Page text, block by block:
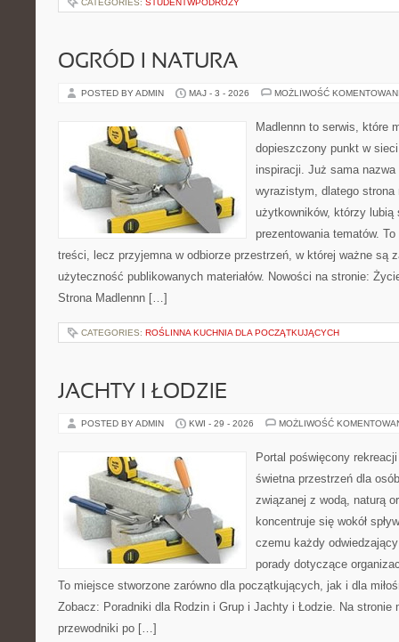
CATEGORIES: STUDENTWPODROZY
OGRÓD I NATURA
POSTED BY ADMIN MAJ - 3 - 2026 MOŻLIWOŚĆ
Madlennn to serwis, które
dopieszczony punkt w
inspiracji. Już sama
wyrazistym, dlatego
użytkowników, którzy lubią
prezentowania tematów.
treści, lecz przyjemna w odbiorze przestrzeń, w której ważne są
użyteczność publikowanych materiałów. Nowości na stronie:
Strona Madlennn […]
CATEGORIES: ROŚLINNA KUCHNIA DLA POCZĄTKUJĄCYCH
JACHTY I ŁODZIE
POSTED BY ADMIN KWI - 29 - 2026 MOŻLIWOŚĆ
Portal poświęcony
świetna przestrzeń dla
związanej z wodą, naturą
koncentruje się wokół
czemu każdy
porady dotyczące
To miejsce stworzone zarówno dla początkujących, jak i dla
Zobacz: Poradniki dla Rodzin i Grup i Jachty i Łodzie. Na stronie
przewodniki po […]